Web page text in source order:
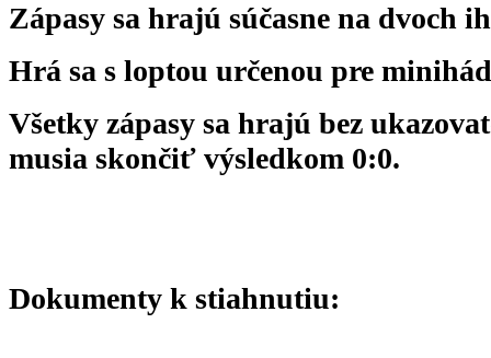
Zápasy sa hrajú súčasne na dvoch
Hrá sa s loptou určenou pre
Všetky zápasy sa hrajú bez
musia skončiť výsledkom 0:0.
Dokumenty k stiahnutiu: